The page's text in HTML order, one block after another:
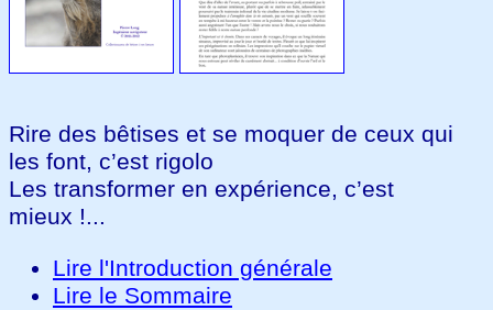
Rire des bêtises et se moquer de ceux qui
les font, c’est rigolo
Les transformer en expérience, c’est
mieux !...
Lire l'Introduction générale
Lire le Sommaire